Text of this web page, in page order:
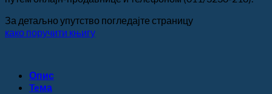
За детаљно упутство погледајте страницу
како поручити књигу
Опис
Teма